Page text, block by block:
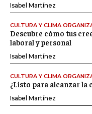
Isabel Martínez
CULTURA Y CLIMA
Descubre cómo tus
laboral y personal
Isabel Martínez
CULTURA Y CLIMA
¿Listo para alcanzar la
Isabel Martínez